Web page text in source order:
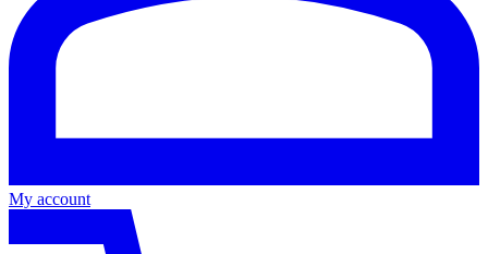
My account